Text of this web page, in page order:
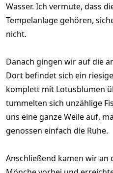
Wasser. Ich vermute, dass
Tempelanlage gehören,
nicht.
Danach gingen wir auf die
Dort befindet sich ein
komplett mit Lotusblumen
tummelten sich unzählige
uns eine ganze Weile auf,
genossen einfach die Ruhe.
Anschließend kamen wir